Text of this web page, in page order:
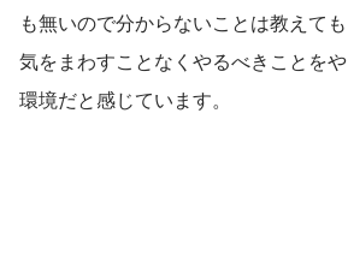
も無いので分からないことは教えて
気をまわすことなくやるべきことを
環境だと感じています。